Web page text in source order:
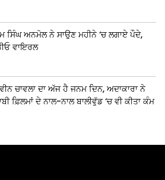
ਸਿੰਘ ਅਨਮੋਲ ਨੇ ਸਾਉਣ ਮਹੀਨੇ ‘ਚ ਲਗਾਏ ਪੌਦੇ,
ਵਾਇਰਲ
ਚਾਵਲਾ ਦਾ ਅੱਜ ਹੈ ਜਨਮ ਦਿਨ, ਅਦਾਕਾਰਾ ਨੇ
ਫ਼ਿਲਮਾਂ ਦੇ ਨਾਲ-ਨਾਲ ਬਾਲੀਵੁੱਡ ‘ਚ ਵੀ ਕੀਤਾ ਕੰਮ